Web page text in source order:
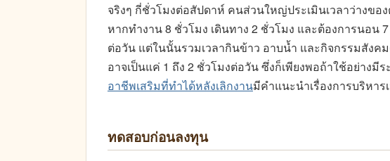
จริงๆ กี่ชั่วโมงต่อสัปดาห์ คนส่วนใหญ่ประเมินเวลาว่างของ
หากทำงาน 8 ชั่วโมง เดินทาง 2 ชั่วโมง และต้องการนอน
ต่อวัน แต่ในนั้นรวมเวลากินข้าว อาบน้ำ และกิจกรรมสังคม
อาจเป็นแค่ 1 ถึง 2 ชั่วโมงต่อวัน ซึ่งก็เพียงพอถ้าใช้อย่างมี
อาชีพเสริมที่ทำได้หลังเลิกงานมีคำแนะนำเรื่องการบริหาร
ทดสอบก่อนลงทุน